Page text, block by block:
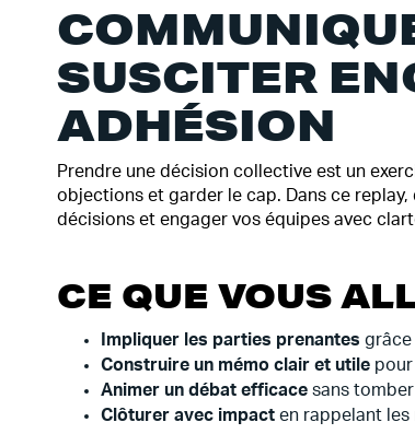
SUSCITER
ADHÉSION
Prendre une décision collective est un
objections et garder le cap. Dans ce replay,
décisions et engager vos équipes avec
CE QUE VOUS
Impliquer les parties prenantes grâce
Construire un mémo clair et utile
Animer un débat efficace sans tomber
Clôturer avec impact en rappelant les